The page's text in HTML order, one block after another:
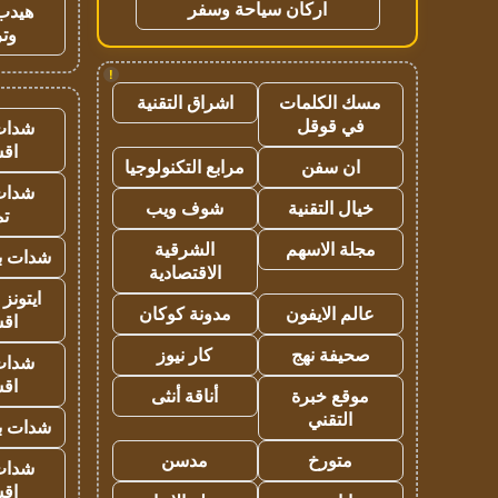
اركان سياحة وسفر
!
مسك الكلمات
في قوقل
اشراق التقنية
ان سفن
مرابع التكنولوجيا
خيال التقنية
شوف ويب
مجلة الاسهم
الشرقية
الاقتصادية
عالم الايفون
مدونة كوكان
صحيفة نهج
كار نيوز
موقع خبرة
التقني
أناقة أنثى
متورخ
مدسن
شدات
شدات